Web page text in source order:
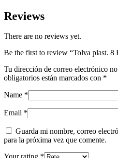
Reviews
There are no reviews yet.
Be the first to review “Tolva plast. 8
Tu dirección de correo electrónico
obligatorios están marcados con *
Name *
Email *
Guarda mi nombre, correo
para la próxima vez que comente.